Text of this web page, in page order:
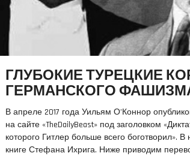
ГЛУБОКИЕ ТУРЕЦКИЕ
ГЕРМАНСКОГО
В апреле 2017 года Уильям О’Коннор
на сайте «TheDailyBeast» под заголовком
которого Гитлер больше всего боготворил». В
книге Стефана Ихрига. Ниже приводим